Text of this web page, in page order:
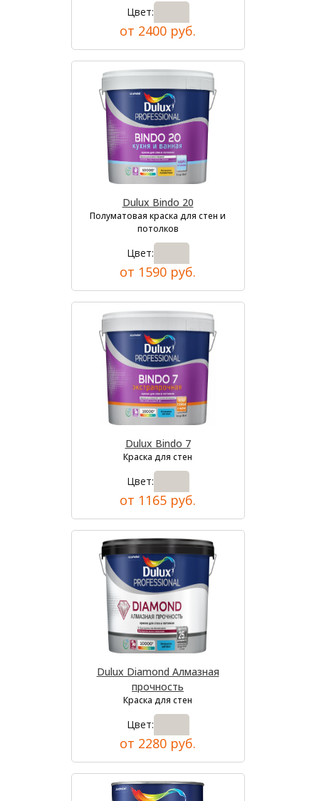
Цвет:
от 2400 руб.
Dulux Bindo 20
Полуматовая краска для стен и
потолков
Цвет:
от 1590 руб.
Dulux Bindo 7
Краска для стен
Цвет:
от 1165 руб.
Dulux Diamond Алмазная
прочность
Краска для стен
Цвет:
от 2280 руб.